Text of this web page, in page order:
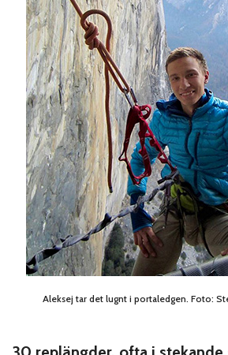
Aleksej tar det lugnt i portaledgen. Foto: